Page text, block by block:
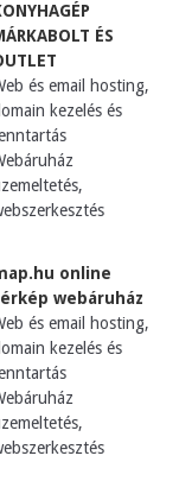
ÉS
és email hosting,
kezelés és
online
webáruház
és email hosting,
kezelés és